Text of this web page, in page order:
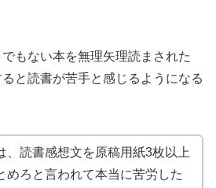
もない本を無理矢理読まされた
と読書が苦手と感じるようになる
、読書感想文を原稿用紙3枚以上
めろと言われて本当に苦労した